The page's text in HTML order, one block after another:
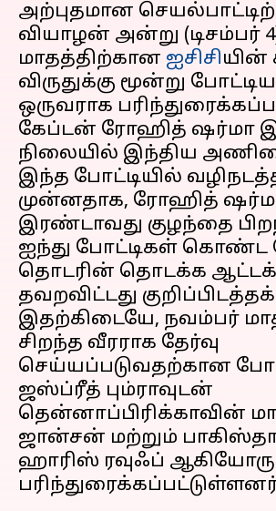
அற்புதமான
வியாழன் அன்று (டிசம்பர்
மாதத்திற்கான ஐசிசியின்
விருதுக்கு மூன்று
ஒருவராக
கேப்டன் ரோஹித் ஷர்மா
நிலையில் இந்திய
இந்த போட்டியில்
முன்னதாக, ரோஹித்
இரண்டாவது குழந்தை
ஐந்து போட்டிகள் கொண்ட
தொடரின் தொடக்க
தவறவிட்டது
இதற்கிடையே, நவம்பர்
சிறந்த வீரராக தேர்வு
செய்யப்படுவதற்கான
ஜஸ்ப்ரீத் பும்ராவுடன்
தென்னாப்பிரிக்காவின்
ஜான்சன் மற்றும்
ஹாரிஸ் ரவுஃப்